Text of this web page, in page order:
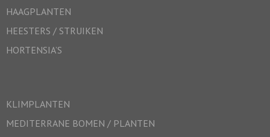
HAAGPLANTEN
HEESTERS / STRUIKEN
HORTENSIA’S
KLIMPLANTEN
MEDITERRANE BOMEN / PLANTEN